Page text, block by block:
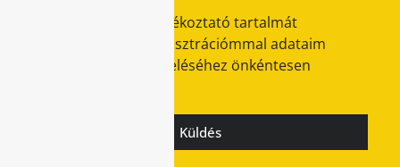
Az Adatkezelési tájékoztató tartalmát
megismertem és regisztrációmmal adataim
ennek megfelelő kezeléséhez önkéntesen
Küldés